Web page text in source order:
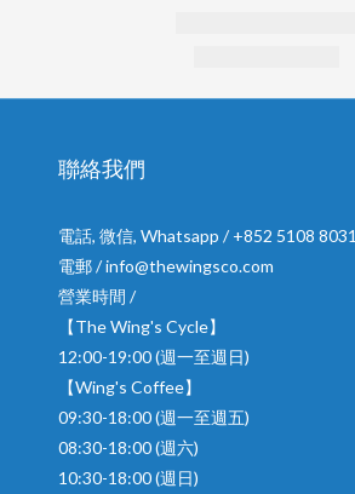
聯絡我們
電話, 微信, Whatsapp / +852 5108 8031
電郵 / info@thewingsco.com
營業時間 /
【The Wing's Cycle】
12:00-19:00 (週一至週日)
【Wing's Coffee】
09:30-18:00 (週一至週五)
08:30-18:00 (週六)
10:30-18:00 (週日)